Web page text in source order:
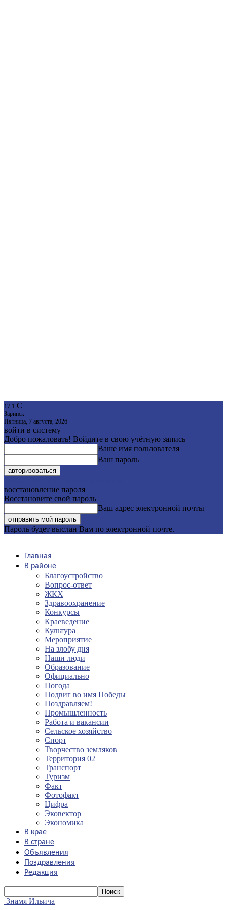
17.1 C
Заринск
Пятница, 7 августа, 2026
войти в систему
Добро пожаловать! Войдите в свою учётную запись
Ваше имя пользователя
Ваш пароль
восстановление пароля
Восстановите свой пароль
Ваш адрес электронной почты
Пароль будет выслан Вам по электронной почте.
Главная
В районе
Благоустройство
Вопрос-ответ
ЖКХ
Здравоохранение
Конкурсы
Краеведение
Культура
Мероприятие
На злобу дня
Наши люди
Образование
Официально
Погода
Подвиг во имя Победы
Поздравляем!
Промышленность
Работа и вакансии
Сельское хозяйство
Спорт
Творчество земляков
Территория 02
Транспорт
Туризм
Факт
Фотофакт
Цифра
Эковектор
Экономика
В крае
В стране
Объявления
Поздравления
Редакция
Знамя Ильича